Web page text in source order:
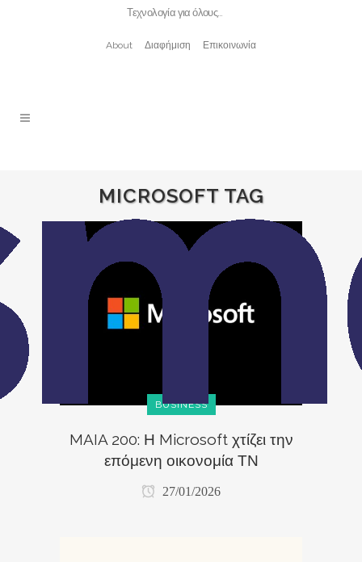
Τεχνολογία για όλους…
About Διαφήμιση Επικοινωνία
MICROSOFT TAG
BUSINESS
MAIA 200: Η Microsoft χτίζει την
επόμενη οικονομία ΤΝ
27/01/2026